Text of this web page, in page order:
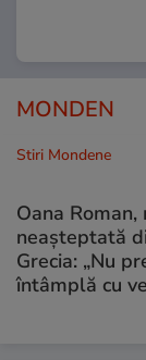
MONDEN
Stiri Mondene
Oana
neașteptată
Grecia: „Nu
întâmplă cu